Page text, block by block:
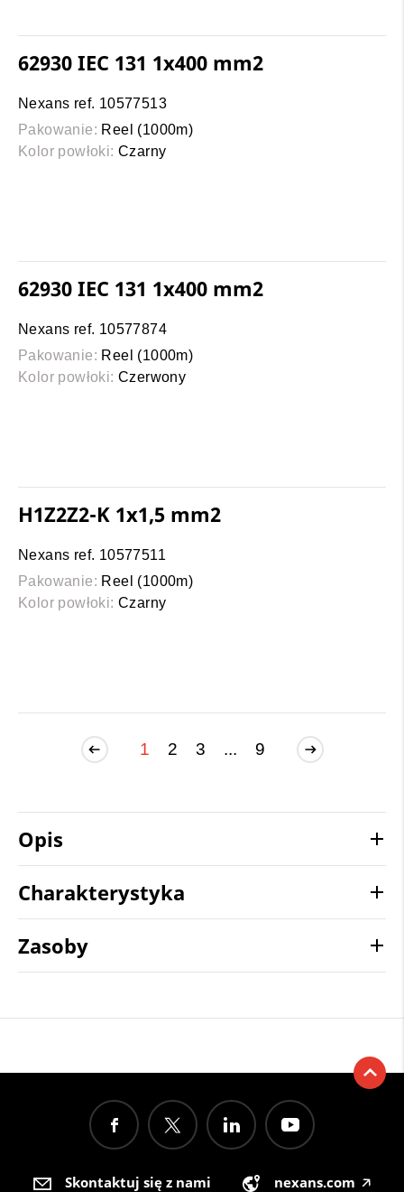
62930 IEC 131 1x400 mm2
Nexans ref. 10577513
Pakowanie: Reel (1000m)
Kolor powłoki: Czarny
62930 IEC 131 1x400 mm2
Nexans ref. 10577874
Pakowanie: Reel (1000m)
Kolor powłoki: Czerwony
H1Z2Z2-K 1x1,5 mm2
Nexans ref. 10577511
Pakowanie: Reel (1000m)
Kolor powłoki: Czarny
1 2 3 ... 9
Opis
Charakterystyka
Zasoby
Skontaktuj się z nami nexans.com 🡥